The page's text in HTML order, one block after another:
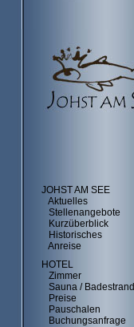
JOHST AM SEE
Aktuelles
Stellenangebote
Kurzüberblick
Historisches
Anreise
HOTEL
Zimmer
Sauna / Badestrand
Preise
Pauschalen
Buchungsanfrage